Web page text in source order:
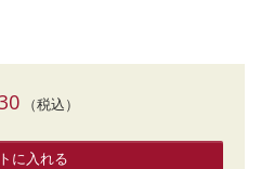
（税込）
に入れる